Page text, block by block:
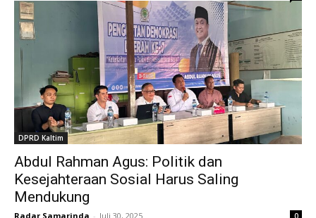
DPRD Kaltim
Abdul Rahman Agus: Politik dan
Kesejahteraan Sosial Harus Saling
Mendukung
Radar Samarinda - Juli 30, 2025 0